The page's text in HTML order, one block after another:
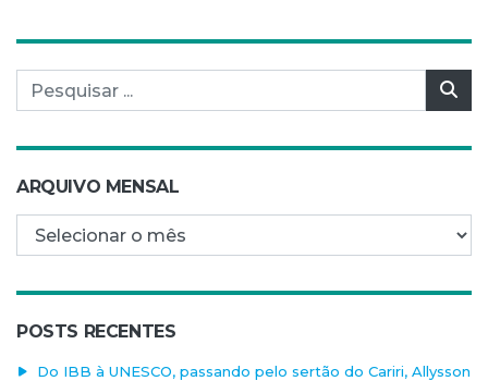
Pesquisar por:
ARQUIVO MENSAL
Arquivo mensal
POSTS RECENTES
Do IBB à UNESCO, passando pelo sertão do Cariri, Allysson